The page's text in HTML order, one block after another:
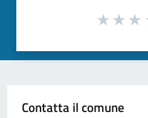
Contatta il comune